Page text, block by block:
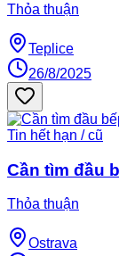
Thỏa thuận
Teplice
26/8/2025
Tin hết hạn / cũ
Cần tìm đầu
Thỏa thuận
Ostrava